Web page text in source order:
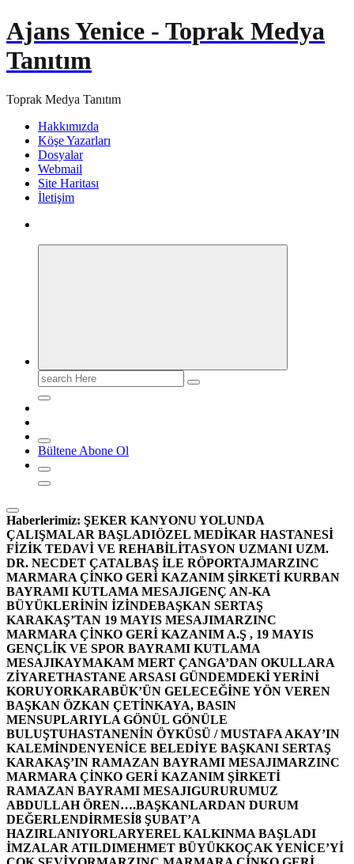
Ajans Yenice - Toprak Medya
Tanıtım
Toprak Medya Tanıtım
Hakkımızda
Köşe Yazarları
Dosyalar
Webmail
Site Haritası
İletişim
Search
for:
Bültene Abone Ol
Haberlerimiz: ŞEKER KANYONU YOLUNDA
ÇALIŞMALAR BAŞLADIÖZEL MEDİKAR HASTANESİ
FİZİK TEDAVİ VE REHABİLİTASYON UZMANI UZM.
DR. NECDET ÇATALBAŞ İLE RÖPORTAJMARZINC
MARMARA ÇİNKO GERİ KAZANIM ŞİRKETİ KURBAN
BAYRAMI KUTLAMA MESAJIGENÇ AN-KA
BÜYÜKLERİNİN İZİNDEBAŞKAN SERTAŞ
KARAKAŞ’TAN 19 MAYIS MESAJIMARZINC
MARMARA ÇİNKO GERİ KAZANIM A.Ş , 19 MAYIS
GENÇLİK VE SPOR BAYRAMI KUTLAMA
MESAJIKAYMAKAM MERT ÇANGA’DAN OKULLARA
ZİYARETHASTANE ARSASI GÜNDEMDEKİ YERİNİ
KORUYORKARABÜK’ÜN GELECEĞİNE YÖN VEREN
BAŞKAN ÖZKAN ÇETİNKAYA, BASIN
MENSUPLARIYLA GÖNÜL GÖNÜLE
BULUŞTUHASTANENİN ÖYKÜSÜ / MUSTAFA AKAY’IN
KALEMİNDENYENİCE BELEDİYE BAŞKANI SERTAŞ
KARAKAŞ’IN RAMAZAN BAYRAMI MESAJIMARZINC
MARMARA ÇİNKO GERİ KAZANIM ŞİRKETİ
RAMAZAN BAYRAMI MESAJIGURURUMUZ
ABDULLAH ÖREN….BAŞKANLARDAN DURUM
DEĞERLENDİRMESİ8 ŞUBAT’A
HAZIRLANIYORLARYEREL KALKINMA BAŞLADI
İMZALAR ATILDIMEHMET BÜYÜKKOÇAK YENİCE’Yİ